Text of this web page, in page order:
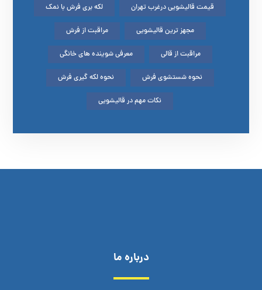
قیمت قالیشویی درغرب تهران لکه بری فرش با نمک
مجهز ترین قالیشویی مراقبت از فرش
مراقبت از قالی معرفی شوینده های خانگی
نحوه شستشوی فرش نحوه لکه گیری فرش
نکات مهم در قالیشویی
درباره ما